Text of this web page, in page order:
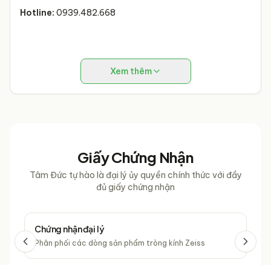
Hotline: 0939.482.668
Xem thêm
Giấy Chứng Nhận
Tâm Đức tự hào là đại lý ủy quyền chính thức với đầy
đủ giấy chứng nhận
Chứng nhận đại lý
Phân phối các dòng sản phẩm tròng kính Zeiss